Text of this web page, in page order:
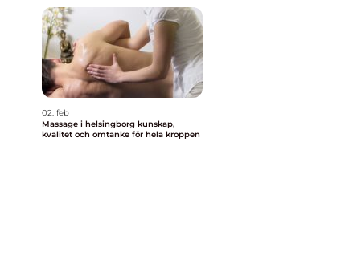
02. feb
Massage i helsingborg kunskap,
kvalitet och omtanke för hela kroppen